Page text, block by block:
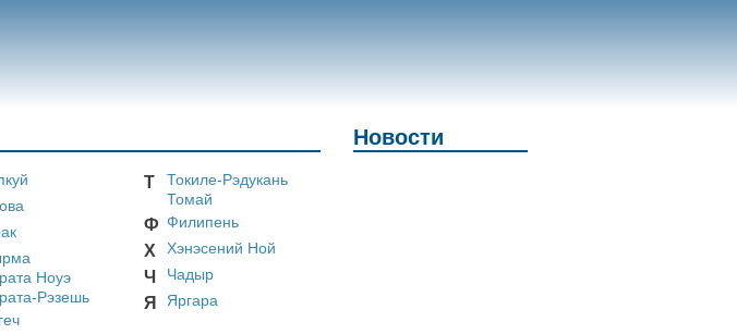
Ноуэ
Рэзешь
Т
Токиле-Рэдукань
Томай
Ф Филипень
Х Хэнэсений Ной
Ч Чадыр
Я Яргара
Новости